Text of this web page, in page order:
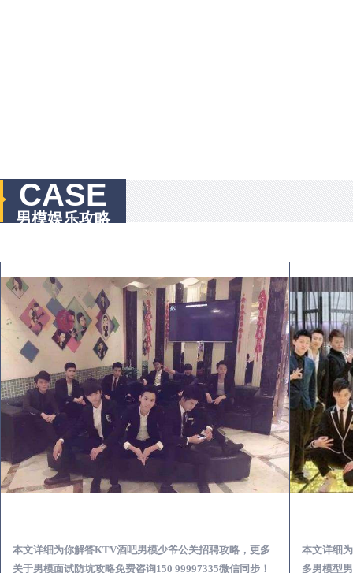
CASE
男模娱乐攻略
本文详细为你解答KTV酒吧男模少爷公关招聘攻略，更多
关于男模面试防坑攻略免费咨询150 99997335微信同步！
本文详细
多男模型